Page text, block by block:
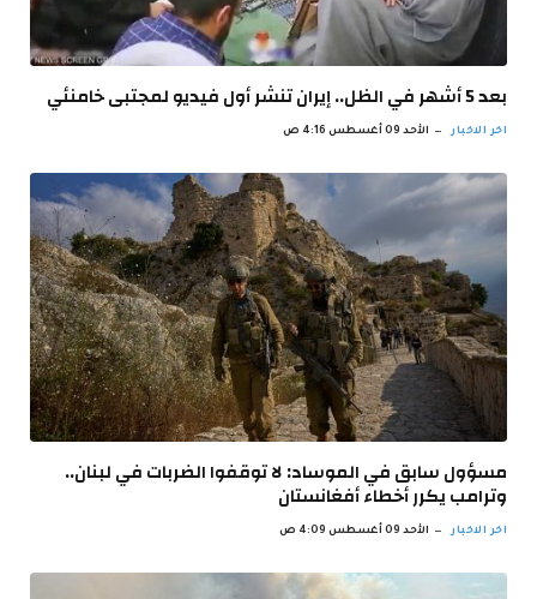
بعد 5 أشهر في الظل.. إيران تنشر أول فيديو لمجتبى خامنئي
اخر الاخبار الأحد 09 أغسطس 4:16 ص
مسؤول سابق في الموساد: لا توقفوا الضربات في لبنان..
وترامب يكرر أخطاء أفغانستان
اخر الاخبار الأحد 09 أغسطس 4:09 ص